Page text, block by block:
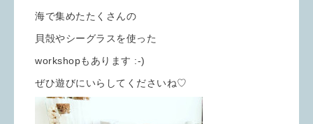
海で集めたたくさんの
貝殻やシーグラスを使った
workshopもあります :-)
ぜひ遊びにいらしてくださいね♡